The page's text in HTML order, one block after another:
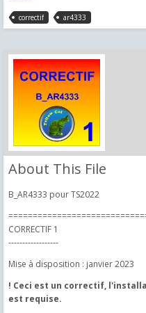
correctif ar4333
About This File
B_AR4333 pour TS2022
CORRECTIF 1
------------------
Mise à disposition : janvier 2023
! Ceci est un correctif,
est requise.